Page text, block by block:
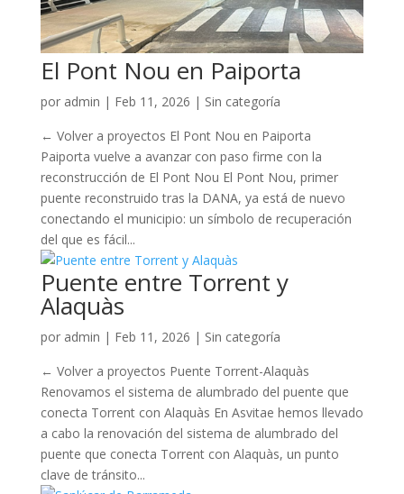
El Pont Nou en Paiporta
por admin | Feb 11, 2026 | Sin categoría
← Volver a proyectos El Pont Nou en Paiporta
Paiporta vuelve a avanzar con paso firme con la
reconstrucción de El Pont Nou El Pont Nou, primer
puente reconstruido tras la DANA, ya está de nuevo
conectando el municipio: un símbolo de recuperación
del que es fácil...
Puente entre Torrent y
Alaquàs
por admin | Feb 11, 2026 | Sin categoría
← Volver a proyectos Puente Torrent-Alaquàs
Renovamos el sistema de alumbrado del puente que
conecta Torrent con Alaquàs En Asvitae hemos llevado
a cabo la renovación del sistema de alumbrado del
puente que conecta Torrent con Alaquàs, un punto
clave de tránsito...